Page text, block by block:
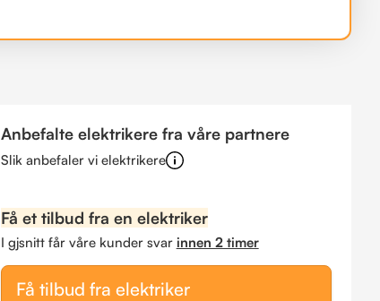
Anbefalte elektrikere fra våre partnere
Slik anbefaler vi elektrikere
Få et tilbud fra en elektriker
I gjsnitt får våre kunder svar innen 2 timer
Få tilbud fra elektriker